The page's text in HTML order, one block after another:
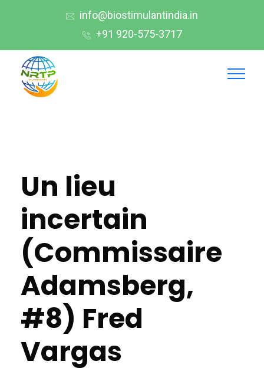
info@biostimulantindia.in
+91 920-575-3717
Un lieu
incertain
(Commissaire
Adamsberg,
#8) Fred
Vargas